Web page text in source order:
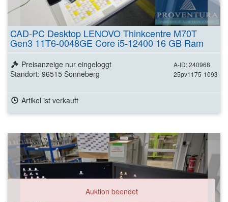
CAD-PC Desktop LENOVO Thinkcentre M70T
Gen3 11T6-0048GE Core i5-12400 16 GB Ram
A-ID: 240968
25pv1175-1093
Preisanzeige nur eingeloggt
Standort: 96515 Sonneberg
Artikel ist verkauft
Auktion beendet